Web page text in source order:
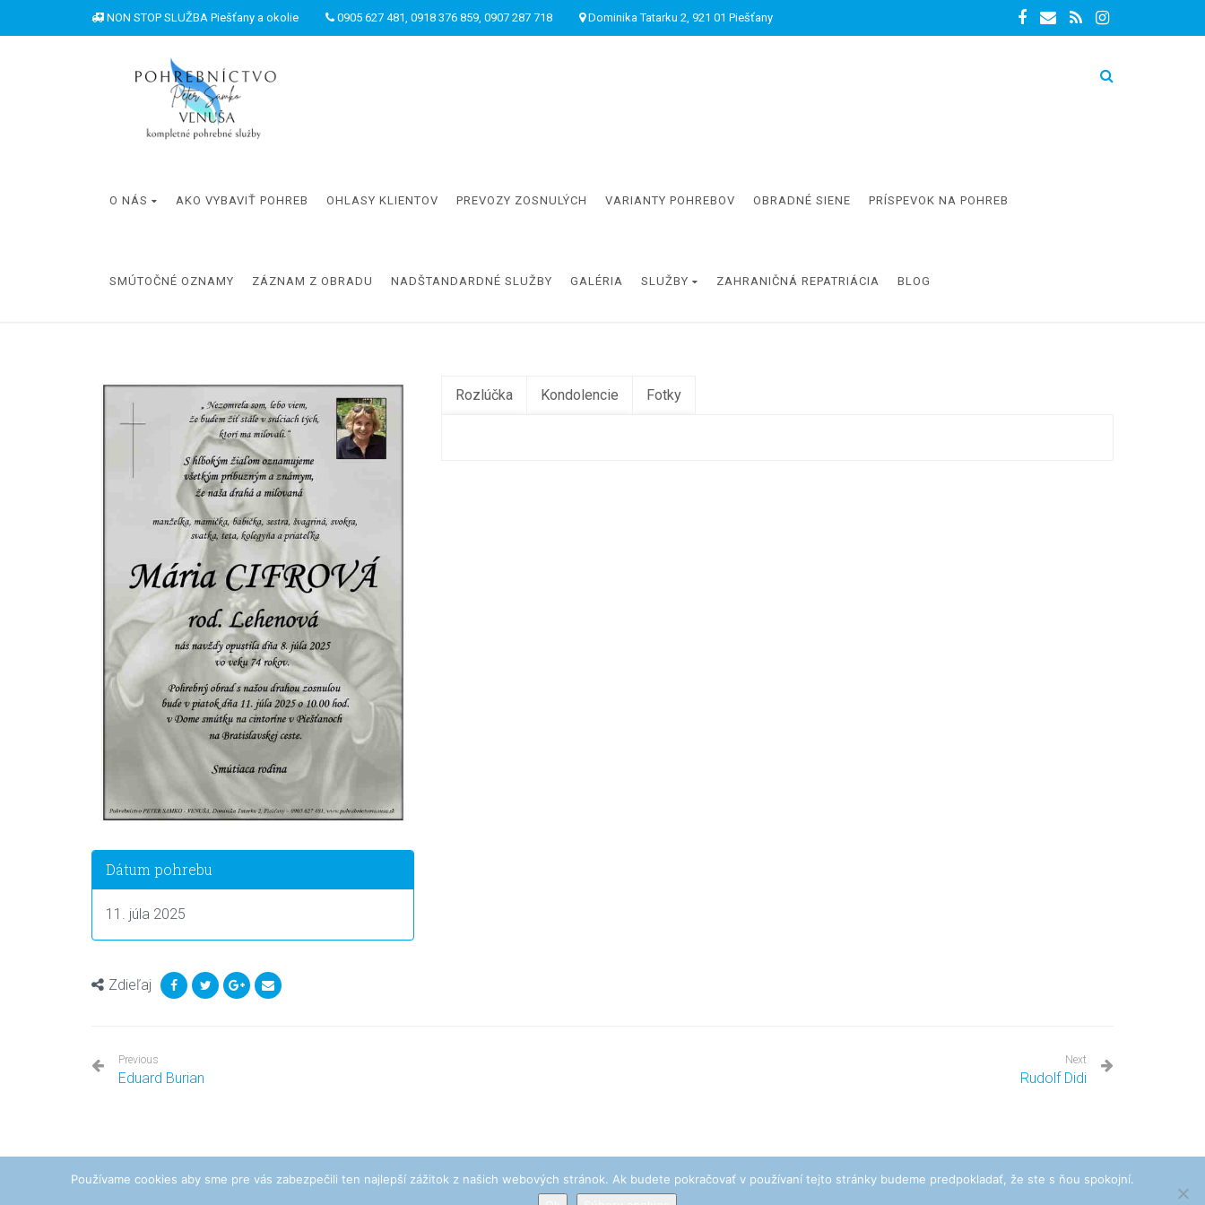
NON STOP SLUŽBA Piešťany a okolie 0905 627 481, 0918 376 859, 0907 287 718 Dominika Tatarku 2, 921 01 Piešťany
O NÁS AKO VYBAVIŤ POHREB OHLASY KLIENTOV PREVOZY ZOSNULÝCH VARIANTY POHREBOV OBRADNÉ SIENE PRÍSPEVOK NA POHREB
SMÚTOČNÉ OZNAMY ZÁZNAM Z OBRADU NADŠTANDARDNÉ SLUŽBY GALÉRIA SLUŽBY ZAHRANIČNÁ REPATRIÁCIA BLOG
Dátum pohrebu
11. júla 2025
Zdieľaj
Rozlúčka Kondolencie Fotky
Previous
Eduard Burian
Next
Rudolf Didi
Používame cookies aby sme pre vás zabezpečili ten najlepší zážitok z našich webových stránok. Ak budete pokračovať v používaní tejto stránky budeme predpokladať, že ste s ňou spokojní.